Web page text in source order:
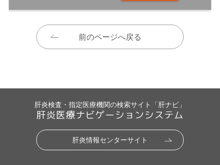
前のページへ戻る
肝炎検査・指定医療機関の検索サイト「肝ナビ」
肝炎医療ナビゲーションシステム
肝炎情報センターサイト